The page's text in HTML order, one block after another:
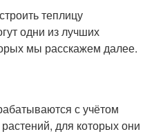
теплицу
одни из лучших
мы расскажем далее.
с учётом
для которых они